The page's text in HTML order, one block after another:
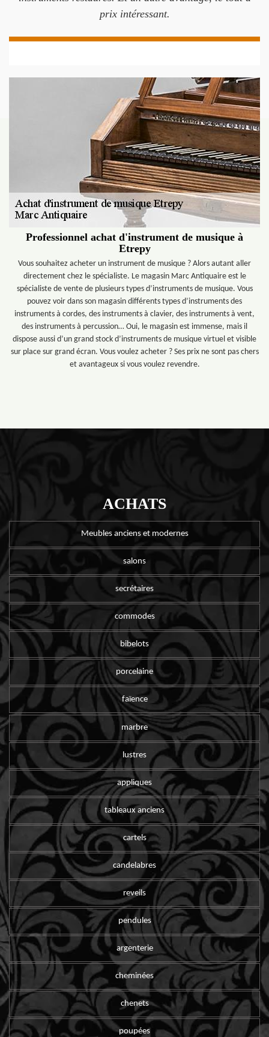
prix intéressant.
Professionnel achat d'instrument de musique à
Etrepy
Vous souhaitez acheter un instrument de musique ? Alors autant aller
directement chez le spécialiste. Le magasin Marc Antiquaire est le
spécialiste de vente de plusieurs types d’instruments de musique. Vous
pouvez voir dans son magasin différents types d’instruments des
instruments à cordes, des instruments à clavier, des instruments à vent,
des instruments à percussion… Oui, le magasin est immense, mais il
dispose aussi d’un grand stock d’instruments de musique virtuel et visible
sur place sur grand écran. Vous voulez acheter ? Ses prix ne sont pas chers
et avantageux si vous voulez revendre.
ACHATS
Meubles anciens et modernes
salons
secrétaires
commodes
bibelots
porcelaine
faïence
marbre
lustres
appliques
tableaux anciens
cartels
candelabres
reveils
pendules
argenterie
cheminées
chenets
poupées